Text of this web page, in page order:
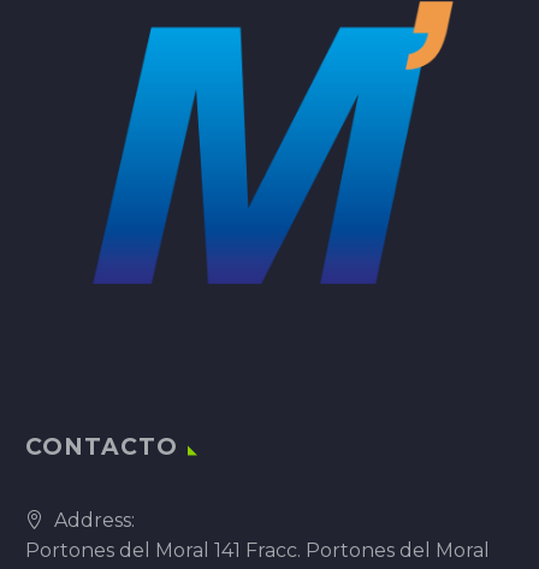
CONTACTO
Address:
Portones del Moral 141 Fracc. Portones del Moral